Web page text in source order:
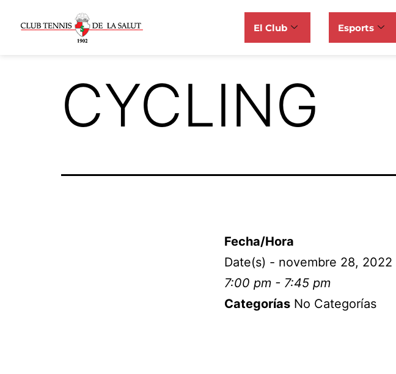
El Club Esports
CYCLING
Fecha/Hora
Date(s) - novembre 28, 2022
7:00 pm - 7:45 pm
Categorías No Categorías